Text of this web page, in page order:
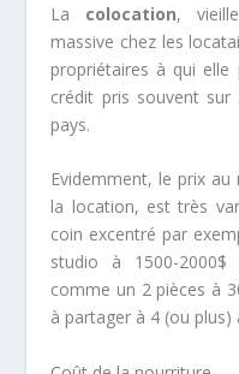
La colocation,
massive chez les
propriétaires à qui elle
crédit pris souvent
pays.
Evidemment, le prix
la location, est très
coin excentré par
studio à 1500-
comme un 2 pièces à
à partager à 4 (ou